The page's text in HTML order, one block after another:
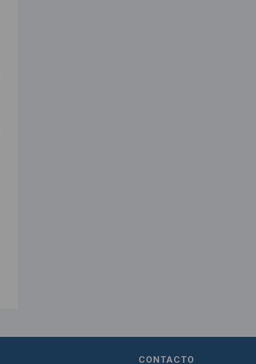
CONTACTO